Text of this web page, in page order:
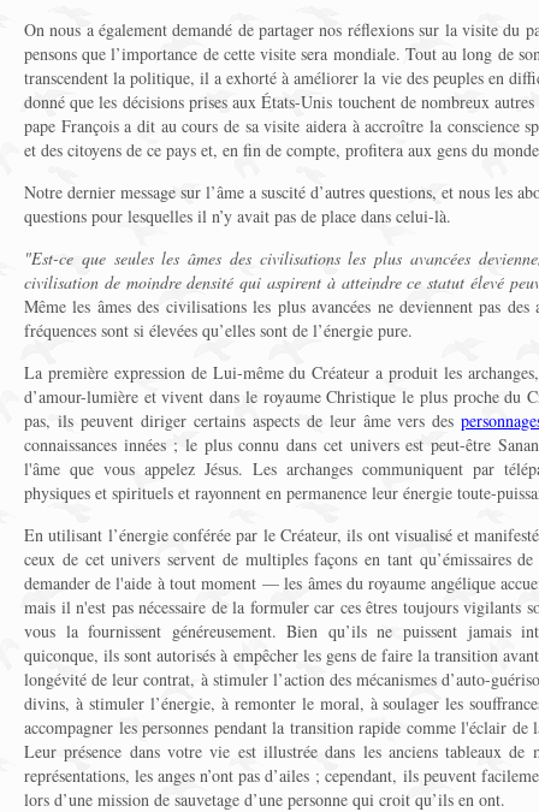
On nous a également demandé de partager nos réflexions sur la visite du
pensons que l’importance de cette visite sera mondiale. Tout au long de
transcendent la politique, il a exhorté à améliorer la vie des peuples en
donné que les décisions prises aux États-Unis touchent de nombreux
pape François a dit au cours de sa visite aidera à accroître la conscience
et des citoyens de ce pays et, en fin de compte, profitera aux gens du
Notre dernier message sur l’âme a suscité d’autres questions, et nous les
questions pour lesquelles il n’y avait pas de place dans celui-là.
"Est-ce que seules les âmes des civilisations les plus avancées
civilisation de moindre densité qui aspirent à atteindre ce statut élevé
Même les âmes des civilisations les plus avancées ne deviennent pas
fréquences sont si élevées qu’elles sont de l’énergie pure.
La première expression de Lui-même du Créateur a produit les
d’amour-lumière et vivent dans le royaume Christique le plus proche du
pas, ils peuvent diriger certains aspects de leur âme vers des
connaissances innées ; le plus connu dans cet univers est peut-être
l'âme que vous appelez Jésus. Les archanges communiquent par
physiques et spirituels et rayonnent en permanence leur énergie toute-
En utilisant l’énergie conférée par le Créateur, ils ont visualisé et
ceux de cet univers servent de multiples façons en tant qu’émissaires
demander de l'aide à tout moment — les âmes du royaume angélique
mais il n'est pas nécessaire de la formuler car ces êtres toujours vigilants
vous la fournissent généreusement. Bien qu’ils ne puissent jamais
quiconque, ils sont autorisés à empêcher les gens de faire la transition
longévité de leur contrat, à stimuler l’action des mécanismes d’auto-
divins, à stimuler l’énergie, à remonter le moral, à soulager les
accompagner les personnes pendant la transition rapide comme l'éclair
Leur présence dans votre vie est illustrée dans les anciens tableaux de
représentations, les anges n’ont pas d’ailes ; cependant, ils peuvent
lors d’une mission de sauvetage d’une personne qui croit qu’ils en ont.